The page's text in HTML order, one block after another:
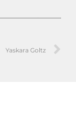
Yaskara Goltz